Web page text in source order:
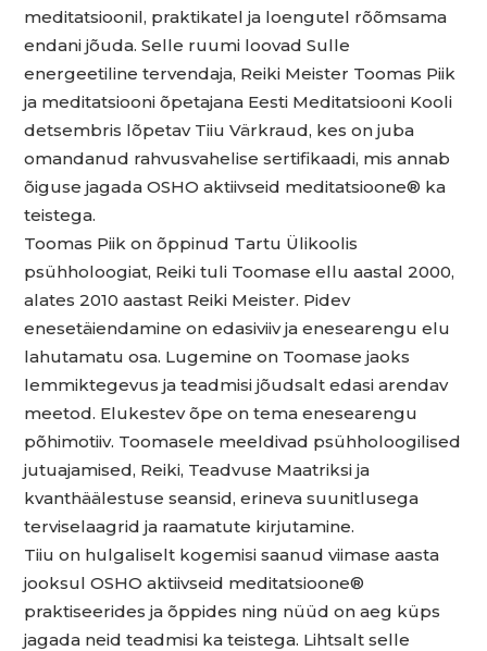
meditatsioonil, praktikatel ja loengutel rõõmsama
endani jõuda. Selle ruumi loovad Sulle
energeetiline tervendaja, Reiki Meister Toomas Piik
ja meditatsiooni õpetajana Eesti Meditatsiooni Kooli
detsembris lõpetav Tiiu Värkraud, kes on juba
omandanud rahvusvahelise sertifikaadi, mis annab
õiguse jagada OSHO aktiivseid meditatsioone® ka
teistega.
Toomas Piik on õppinud Tartu Ülikoolis
psühholoogiat, Reiki tuli Toomase ellu aastal 2000,
alates 2010 aastast Reiki Meister. Pidev
enesetäiendamine on edasiviiv ja enesearengu elu
lahutamatu osa. Lugemine on Toomase jaoks
lemmiktegevus ja teadmisi jõudsalt edasi arendav
meetod. Elukestev õpe on tema enesearengu
põhimotiiv. Toomasele meeldivad psühholoogilised
jutuajamised, Reiki, Teadvuse Maatriksi ja
kvanthäälestuse seansid, erineva suunitlusega
terviselaagrid ja raamatute kirjutamine.
Tiiu on hulgaliselt kogemisi saanud viimase aasta
jooksul OSHO aktiivseid meditatsioone®
praktiseerides ja õppides ning nüüd on aeg küps
jagada neid teadmisi ka teistega. Lihtsalt selle